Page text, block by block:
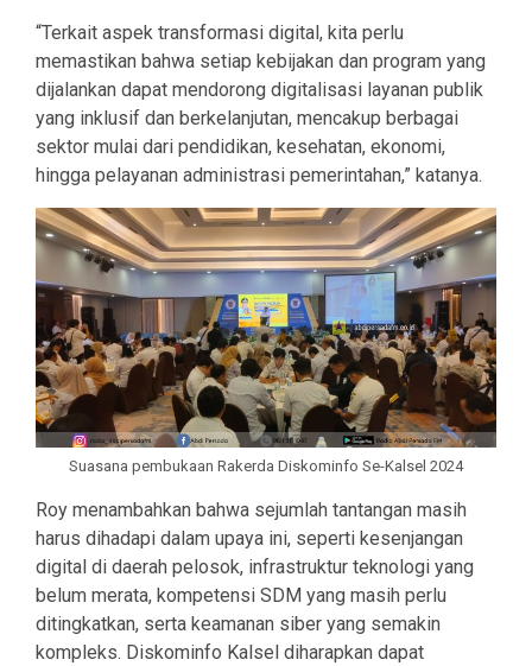
“Terkait aspek transformasi digital, kita perlu
memastikan bahwa setiap kebijakan dan program yang
dijalankan dapat mendorong digitalisasi layanan publik
yang inklusif dan berkelanjutan, mencakup berbagai
sektor mulai dari pendidikan, kesehatan, ekonomi,
hingga pelayanan administrasi pemerintahan,” katanya.
Suasana pembukaan Rakerda Diskominfo Se-Kalsel 2024
Roy menambahkan bahwa sejumlah tantangan masih
harus dihadapi dalam upaya ini, seperti kesenjangan
digital di daerah pelosok, infrastruktur teknologi yang
belum merata, kompetensi SDM yang masih perlu
ditingkatkan, serta keamanan siber yang semakin
kompleks. Diskominfo Kalsel diharapkan dapat